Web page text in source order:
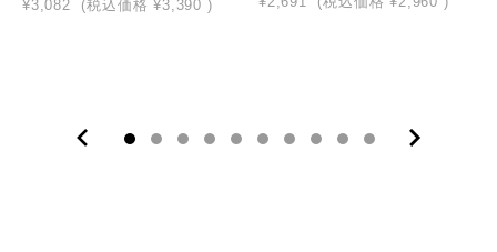
¥3,082 (税込価格 ¥3,390 )